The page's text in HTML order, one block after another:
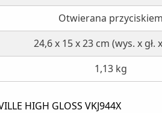
Otwierana przyciskiem
24,6 x 15 x 23 cm (wys. x gł.
1,13 kg
HIGH GLOSS VKJ944X